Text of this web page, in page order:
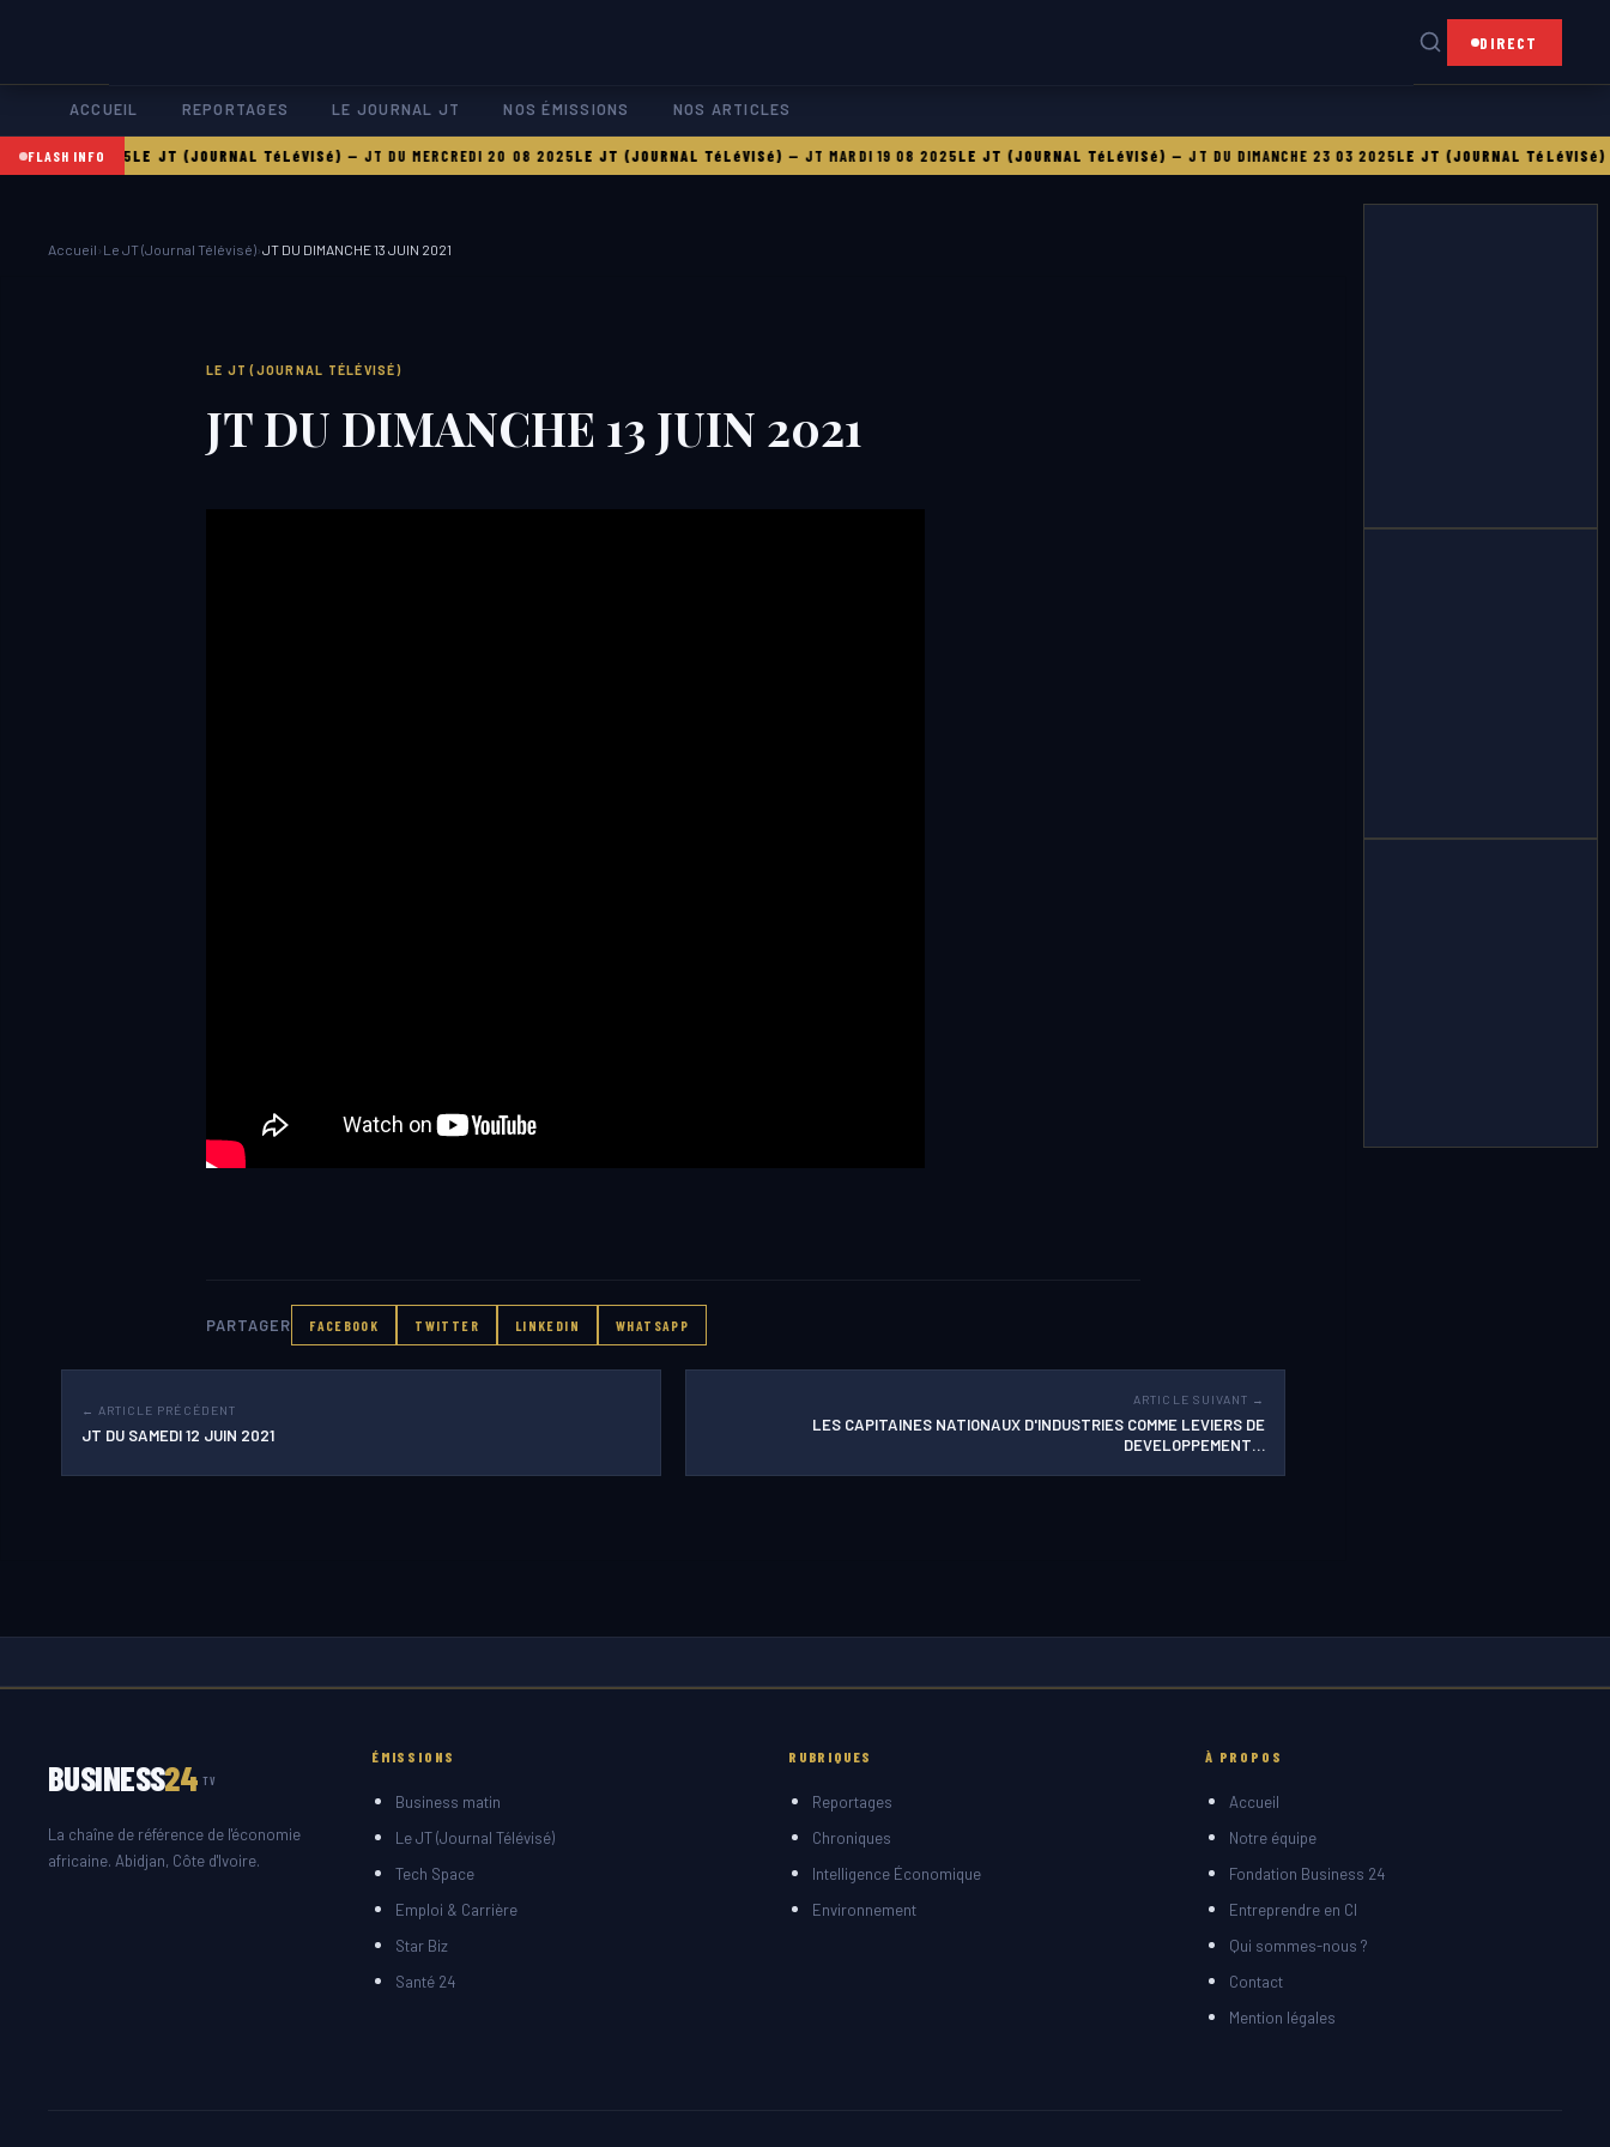
DIRECT
ACCUEIL REPORTAGES LE JOURNAL JT NOS ÉMISSIONS NOS ARTICLES
FLASH INFO
21 08 2025LE JT (JOURNAL TéLéVISé)—JT DU MERCREDI 20 08 2025LE JT (JOURNAL TéLéVISé)—JT MARDI 19 08 2025LE JT (JOURNAL TéLéVISé)—JT DU DIMANCHE 23 03 2025LE JT (JOURNAL TéLéVISé)—
Accueil › Le JT (Journal Télévisé)›JT DU DIMANCHE 13 JUIN 2021
LE JT (JOURNAL TÉLÉVISÉ)
JT DU DIMANCHE 13 JUIN 2021
PARTAGER FACEBOOK TWITTER LINKEDIN WHATSAPP
← ARTICLE PRÉCÉDENT
JT DU SAMEDI 12 JUIN 2021
ARTICLE SUIVANT →
LES CAPITAINES NATIONAUX D'INDUSTRIES COMME LEVIERS DE
DEVELOPPEMENT…
BUSINESS24 TV
La chaîne de référence de l'économie
africaine. Abidjan, Côte d'Ivoire.
ÉMISSIONS
Business matin
Le JT (Journal Télévisé)
Tech Space
Emploi & Carrière
Star Biz
Santé 24
RUBRIQUES
Reportages
Chroniques
Intelligence Économique
Environnement
À PROPOS
Accueil
Notre équipe
Fondation Business 24
Entreprendre en CI
Qui sommes-nous ?
Contact
Mention légales